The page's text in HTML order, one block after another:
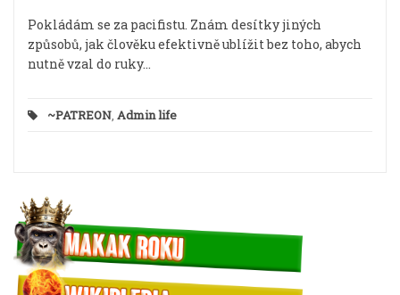
Pokládám se za pacifistu. Znám desítky jiných
způsobů, jak člověku efektivně ublížit bez toho, abych
nutně vzal do ruky...
~PATREON, Admin life